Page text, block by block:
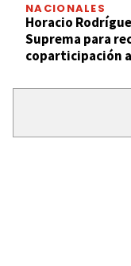
NACIONALES
Horacio
Suprema para
coparticipación